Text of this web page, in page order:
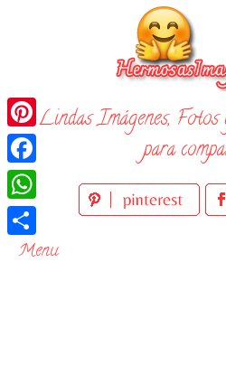
¡ Lindas Imágenes,
para
Menu
Pinterest
Facebook
WhatsApp
Compartir